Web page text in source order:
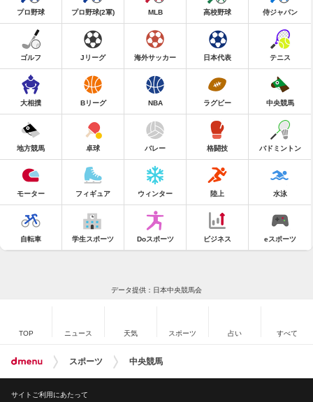
プロ野球 プロ野球(2軍) MLB 高校野球 侍ジャパン
ゴルフ Jリーグ 海外サッカー 日本代表 テニス
大相撲 Bリーグ NBA ラグビー 中央競馬
地方競馬 卓球 バレー 格闘技 バドミントン
モーター フィギュア ウィンター 陸上 水泳
自転車 学生スポーツ Doスポーツ ビジネス eスポーツ
データ提供：日本中央競馬会
TOP ニュース 天気 スポーツ 占い すべて
スポーツ 中央競馬
サイトご利用にあたって